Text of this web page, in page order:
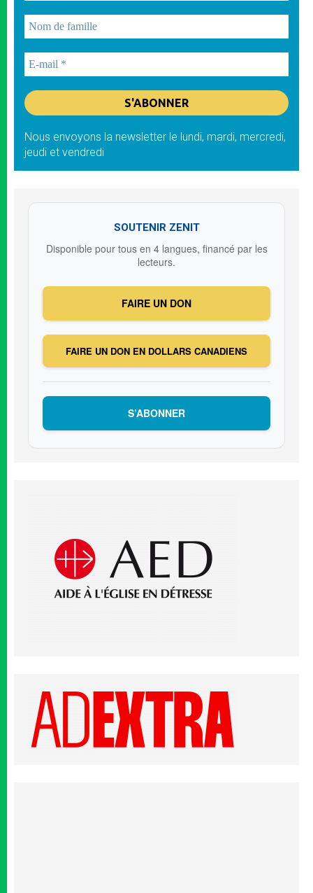
Nous envoyons la newsletter le lundi, mardi, mercredi,
jeudi et vendredi
SOUTENIR ZENIT
Disponible pour tous en 4 langues, financé par les
lecteurs.
FAIRE UN DON
FAIRE UN DON EN DOLLARS CANADIENS
S’ABONNER